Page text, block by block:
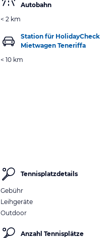
Autobahn
< 2 km
Station für HolidayCheck
Mietwagen Teneriffa
< 10 km
Tennisplatzdetails
Gebühr
Leihgeräte
Outdoor
Anzahl Tennisplätze